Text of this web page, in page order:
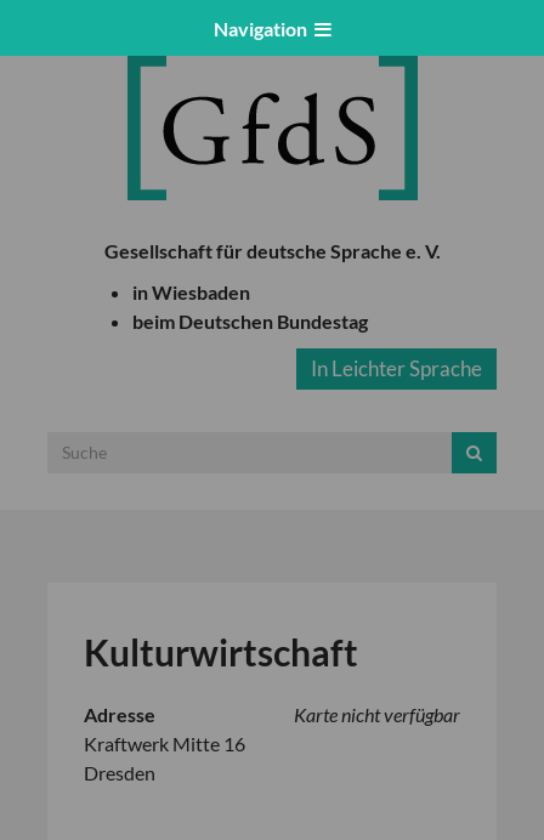
Navigation
Gesellschaft für deutsche Sprache e. V.
in Wiesbaden
beim Deutschen Bundestag
In Leichter Sprache
Kulturwirtschaft
Karte nicht verfügbar
Adresse
Kraftwerk Mitte 16
Dresden